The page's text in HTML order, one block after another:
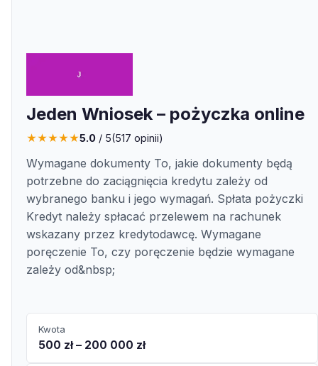
Jeden Wniosek – pożyczka online
★★★★★5.0 / 5(517 opinii)
Wymagane dokumenty To, jakie dokumenty będą
potrzebne do zaciągnięcia kredytu zależy od
wybranego banku i jego wymagań. Spłata pożyczki
Kredyt należy spłacać przelewem na rachunek
wskazany przez kredytodawcę. Wymagane
poręczenie To, czy poręczenie będzie wymagane
zależy od&nbsp;
Kwota
500 zł – 200 000 zł